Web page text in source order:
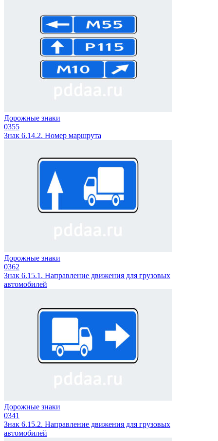
Дорожные знаки
0355
Знак 6.14.2. Номер маршрута
Дорожные знаки
0362
Знак 6.15.1. Направление движения для грузовых
автомобилей
Дорожные знаки
0341
Знак 6.15.2. Направление движения для грузовых
автомобилей